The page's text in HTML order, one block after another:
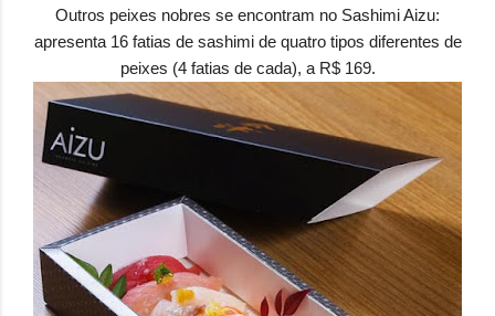
Outros peixes nobres se encontram no Sashimi Aizu:
apresenta 16 fatias de sashimi de quatro tipos diferentes de
peixes (4 fatias de cada), a R$ 169.